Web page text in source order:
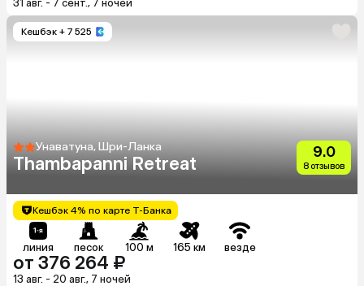
31 авг. - 7 сент., 7 ночей
Кешбэк + 7 525
Унаватуна, Шри-Ланка
Thambapanni Retreat
9.0
8 отзывов
Кешбэк 4% по карте Т-Банка
линия песок 100 м 165 км везде
от 376 264 ₽
13 авг. - 20 авг., 7 ночей